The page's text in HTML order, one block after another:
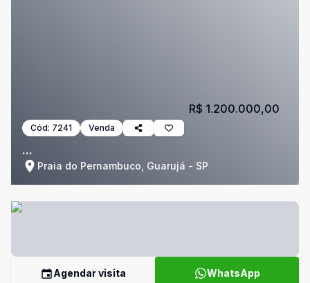
Cód: 7241 Venda
...
Praia do Pernambuco, Guarujá - SP
R$ 1.200.000,00
Agendar visita WhatsApp